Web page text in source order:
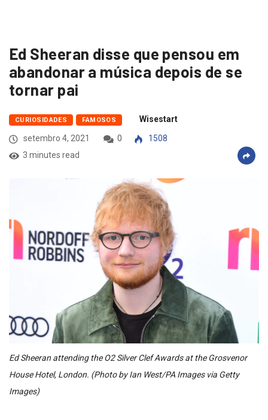
Ed Sheeran disse que pensou em
abandonar a música depois de se
tornar pai
CURIOSIDADES FAMOSOS
Wisestart
setembro 4, 2021
0
1508
3 minutes read
Ed Sheeran attending the O2 Silver Clef Awards at the Grosvenor
House Hotel, London. (Photo by Ian West/PA Images via Getty
Images)